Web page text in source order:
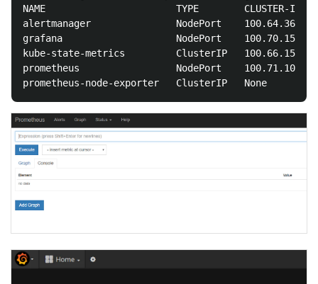
NAME                       TYPE        CLUSTER-IP
alertmanager               NodePort    100.64.36.59
grafana                    NodePort    100.70.155.49
kube-state-metrics         ClusterIP
prometheus                 NodePort